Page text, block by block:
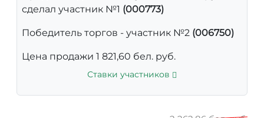
сделал участник №1 (000773)
Победитель торгов - участник №2 (006750)
Цена продажи 1 821,60 бел. руб.
Ставки участников